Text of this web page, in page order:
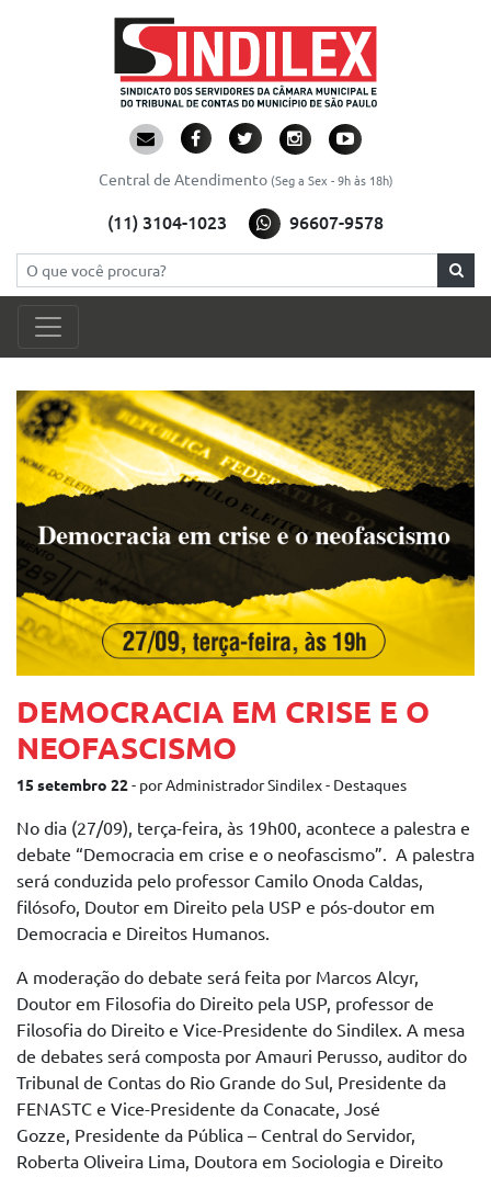
Pesquisar
Central de Atendimento (Seg a Sex - 9h às 18h)
(11) 3104-1023 96607-9578
DEMOCRACIA EM CRISE E O
NEOFASCISMO
15 setembro 22- por Administrador Sindilex - Destaques
No dia (27/09), terça-feira, às 19h00, acontece a palestra e
debate “Democracia em crise e o neofascismo”. A palestra
será conduzida pelo professor Camilo Onoda Caldas,
filósofo, Doutor em Direito pela USP e pós-doutor em
Democracia e Direitos Humanos.
A moderação do debate será feita por Marcos Alcyr,
Doutor em Filosofia do Direito pela USP, professor de
Filosofia do Direito e Vice-Presidente do Sindilex. A mesa
de debates será composta por Amauri Perusso, auditor do
Tribunal de Contas do Rio Grande do Sul, Presidente da
FENASTC e Vice-Presidente da Conacate, José
Gozze, Presidente da Pública – Central do Servidor,
Roberta Oliveira Lima, Doutora em Sociologia e Direito